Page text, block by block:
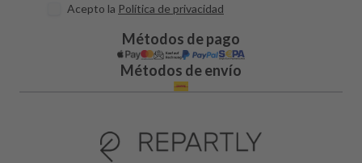
Acepto la Política de privacidad
Métodos de pago
Métodos de envío